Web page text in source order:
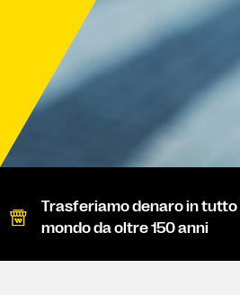
Trasferiamo denaro in tutto
mondo da oltre 150 anni